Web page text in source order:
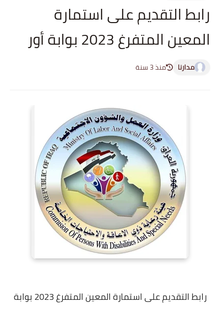
رابط التقديم على استمارة
المعين المتفرغ 2023 بوابة أور
مدارنا منذ 3 سنة
رابط التقديم على استمارة المعين المتفرغ 2023 بوابة